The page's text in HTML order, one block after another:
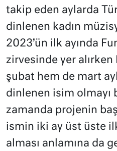
takip eden aylarda
dinlenen kadın
2023’ün ilk ayında
zirvesinde yer
şubat hem de mart
dinlenen isim olmayı
zamanda projenin
ismin iki ay üst üste
alması anlamına da